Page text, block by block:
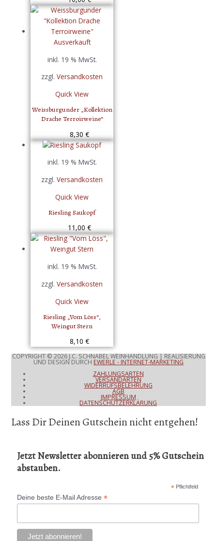
Ausverkauft
inkl. 19 % MwSt.
zzgl. Versandkosten
Quick View
Weissburgunder „Kollektion
Drache Terroirweine“
8,30 €
inkl. 19 % MwSt.
zzgl. Versandkosten
Quick View
Riesling Saukopf
11,00 €
inkl. 19 % MwSt.
zzgl. Versandkosten
Quick View
Riesling „Vom Löss“,
Weingut Stern
8,10 €
COPYRIGHT © 2026J.C. SCHNABEL WEINHANDLUNG| REALISIERUNG
UND DESIGN DURCH EWERLE - INTERNET-MARKETING
ZAHLUNGSARTEN
VERSANDARTEN
WIDERRUFSBELEHRUNG
AGB
IMPRESSUM
DATENSCHUTZERKLÄRUNG
Lass Dir Deinen Gutschein nicht entgehen!
Jetzt Newsletter abonnieren und 5% Gutschein
abstauben.
* Pflichtfeld
Deine beste E-Mail Adresse*